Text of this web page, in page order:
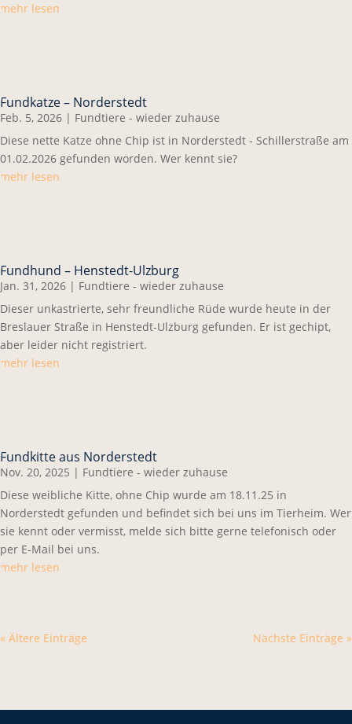
mehr lesen
Fundkatze – Norderstedt
Feb. 5, 2026 | Fundtiere - wieder zuhause
Diese nette Katze ohne Chip ist in Norderstedt - Schillerstraße am
01.02.2026 gefunden worden. Wer kennt sie?
mehr lesen
Fundhund – Henstedt-Ulzburg
Jan. 31, 2026 | Fundtiere - wieder zuhause
Dieser unkastrierte, sehr freundliche Rüde wurde heute in der
Breslauer Straße in Henstedt-Ulzburg gefunden. Er ist gechipt,
aber leider nicht registriert.
mehr lesen
Fundkitte aus Norderstedt
Nov. 20, 2025 | Fundtiere - wieder zuhause
Diese weibliche Kitte, ohne Chip wurde am 18.11.25 in
Norderstedt gefunden und befindet sich bei uns im Tierheim. Wer
sie kennt oder vermisst, melde sich bitte gerne telefonisch oder
per E-Mail bei uns.
mehr lesen
« Ältere Einträge Nächste Einträge »